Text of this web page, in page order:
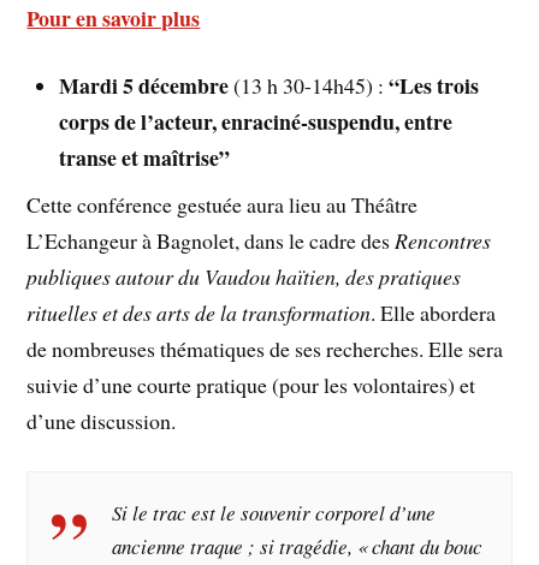
Pour en savoir plus
Mardi 5 décembre(13 h 30-14h45) :“Les trois
corps de l’acteur, enraciné-suspendu, entre
transe et maîtrise”
Cette conférence gestuée aura lieu au Théâtre
L’Echangeur à Bagnolet, dans le cadre desRencontres
publiques autour du Vaudou haïtien, des pratiques
rituelles et des arts de la transformation. Elle abordera
de nombreuses thématiques de ses recherches. Elle sera
suivie d’une courte pratique (pour les volontaires) et
d’une discussion.
Si le trac est le souvenir corporel d’une
ancienne traque ; si tragédie, « chant du bouc